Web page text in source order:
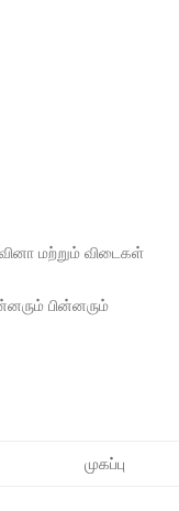
மற்றும் விடைகள்
பின்னரும்
முகப்பு